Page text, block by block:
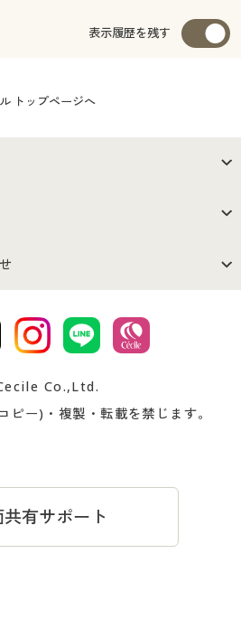
表示履歴を残す
トップページへ
会社案内
サイトマップ
お支払は
忘れの場合
Co.,Ltd.
ピー)・複製・転載を禁じます。
有サポート